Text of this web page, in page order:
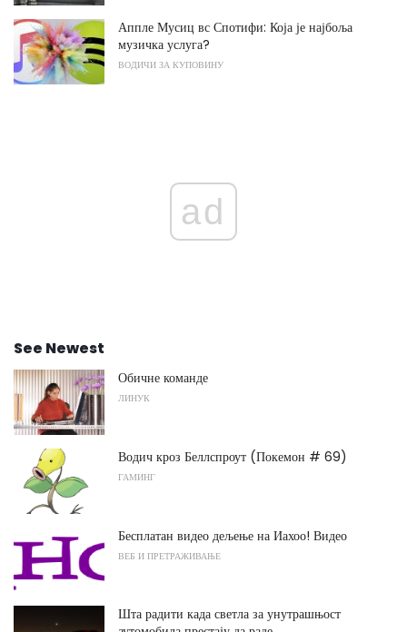
Аппле Мусиц вс Спотифи: Која је најбоља
музичка услуга?
ВОДИЧИ ЗА КУПОВИНУ
ad
See Newest
Обичне команде
ЛИНУК
Водич кроз Беллспроут (Покемон # 69)
ГАМИНГ
Бесплатан видео дељење на Иахоо! Видео
ВЕБ И ПРЕТРАЖИВАЊЕ
Шта радити када светла за унутрашњост